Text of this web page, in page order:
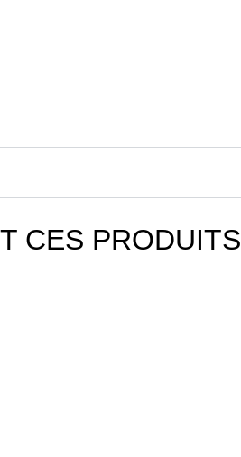
CES PRODUITS